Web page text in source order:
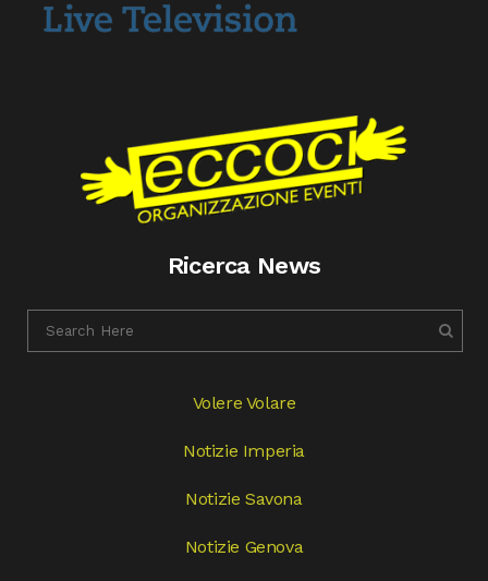
Ricerca News
Volere Volare
Notizie Imperia
Notizie Savona
Notizie Genova